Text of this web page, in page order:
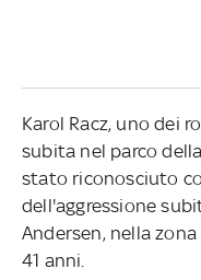
Karol Racz, uno dei
subita nel parco
stato riconosciuto
dell'aggressione
Andersen, nella
41 anni.